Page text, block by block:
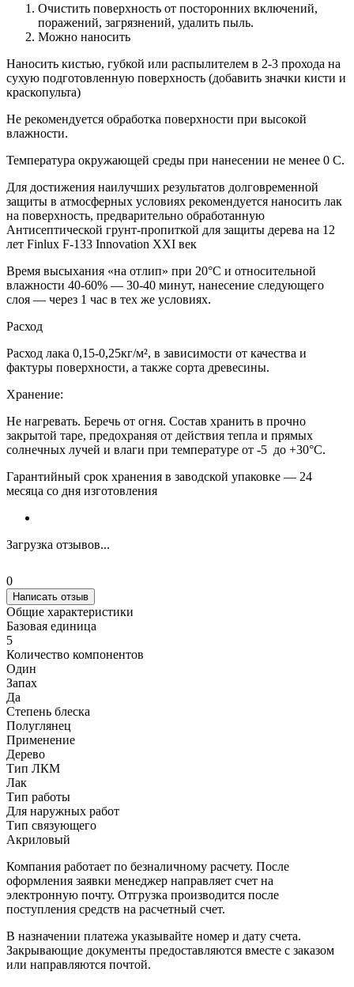
Очистить поверхность от посторонних включений,
поражений, загрязнений, удалить пыль.
Можно наносить
Наносить кистью, губкой или распылителем в 2-3 прохода на
сухую подготовленную поверхность (добавить значки кисти и
краскопульта)
Не рекомендуется обработка поверхности при высокой
влажности.
Температура окружающей среды при нанесении не менее 0 С.
Для достижения наилучших результатов долговременной
защиты в атмосферных условиях рекомендуется наносить лак
на поверхность, предварительно обработанную
Антисептической грунт-пропиткой для защиты дерева на 12
лет Finlux F-133 Innovation XXI век
Время высыхания «на отлип» при 20°С и относительной
влажности 40-60% — 30-40 минут, нанесение следующего
слоя — через 1 час в тех же условиях.
Расход
Расход лака 0,15-0,25кг/м², в зависимости от качества и
фактуры поверхности, а также сорта древесины.
Хранение:
Не нагревать. Беречь от огня. Состав хранить в прочно
закрытой таре, предохраняя от действия тепла и прямых
солнечных лучей и влаги при температуре от -5 до +30°С.
Гарантийный срок хранения в заводской упаковке — 24
месяца со дня изготовления
Загрузка отзывов...
0
Написать отзыв
Общие характеристики
Базовая единица
5
Количество компонентов
Один
Запах
Да
Степень блеска
Полуглянец
Применение
Дерево
Тип ЛКМ
Лак
Тип работы
Для наружных работ
Тип связующего
Акриловый
Компания работает по безналичному расчету. После
оформления заявки менеджер направляет счет на
электронную почту. Отгрузка производится после
поступления средств на расчетный счет.
В назначении платежа указывайте номер и дату счета.
Закрывающие документы предоставляются вместе с заказом
или направляются почтой.